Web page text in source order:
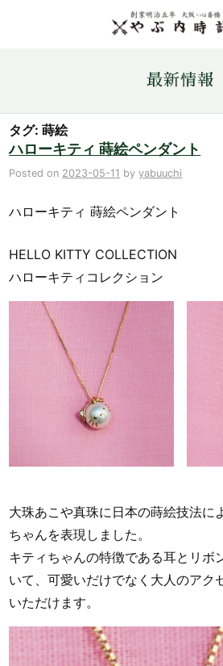
金・プラチナ・コイン売買
店舗情報
最新情報
最新情報
タグ: 蒔絵
ハローキティ 蒔絵ペンダント
Posted on 2023-05-11 byyabuuchi
ハローキティ 蒔絵ペンダント
HELLO KITTY COLLECTION
ハローキティコレクション
大珠あこや真珠に日本の蒔絵技法に
ちゃんを表現しました。
キティちゃんの特徴である耳とリボ
いて、可愛いだけでなく大人のアク
いただけます。